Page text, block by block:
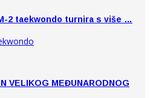
2 taekwondo turnira s više …
VELIKOG MEĐUNARODNOG